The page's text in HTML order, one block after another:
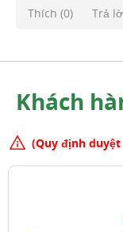
Thích (0) Trả
Khách
(Quy định